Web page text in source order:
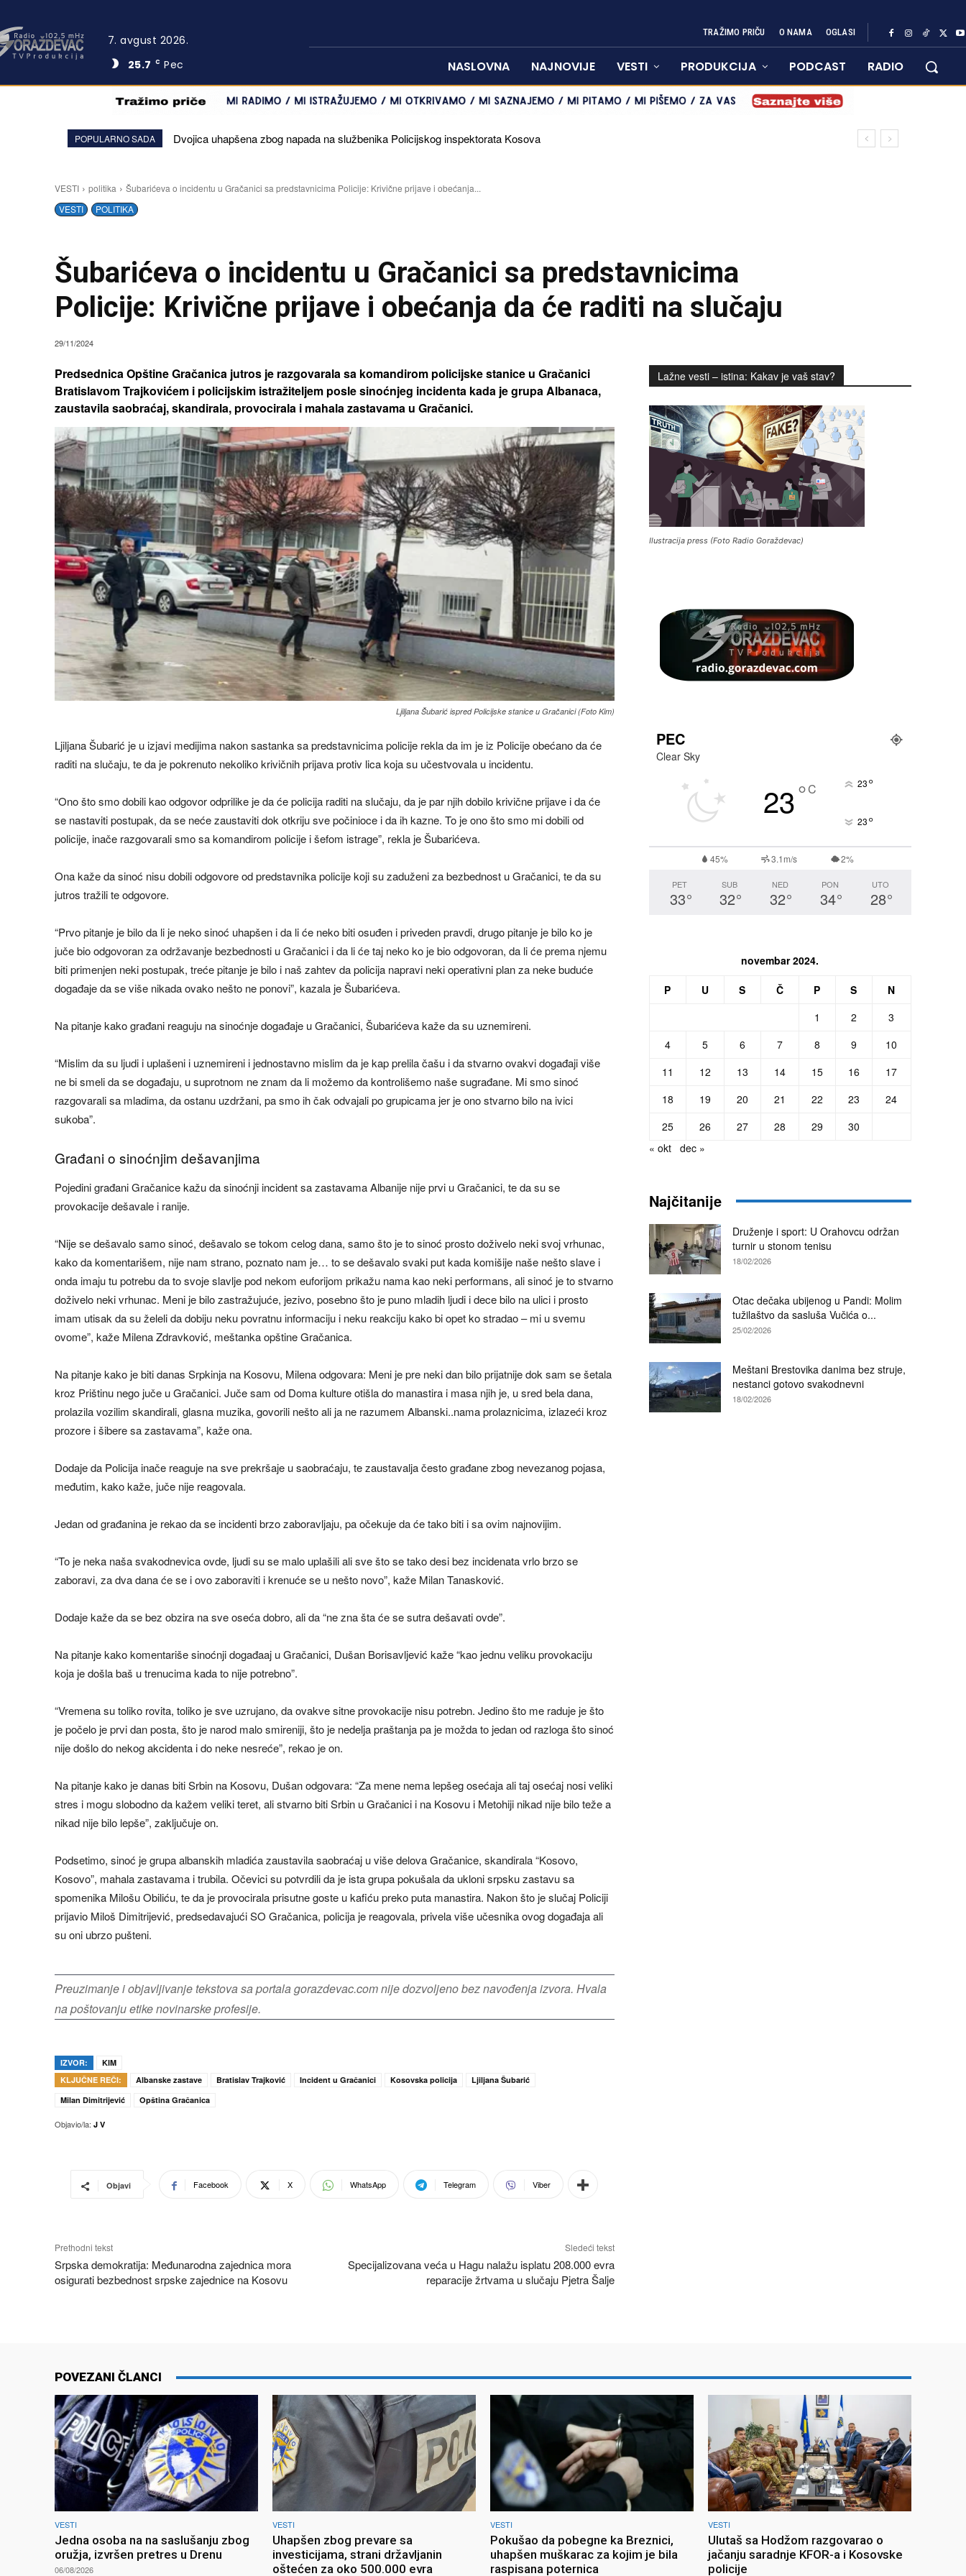
7. avgust 2026.
25.7
C Pec
TRAŽIMO PRIČU O NAMA OGLASI
NASLOVNA NAJNOVIJE VESTI PRODUKCIJA PODCAST RADIO
POPULARNO SADA Dvojica uhapšena zbog napada na službenika Policijskog inspektorata Kosova
Ambasada SAD: Politički zastoj šteti Kosovu
VESTI politika
Šubarićeva o incidentu u Gračanici sa predstavnicima Policije: Krivične prijave i obećanja...
VESTI
POLITIKA
Šubarićeva o incidentu u Gračanici sa predstavnicima
Policije: Krivične prijave i obećanja da će raditi na slučaju
29/11/2024
Predsednica Opštine Gračanica jutros je razgovarala sa komandirom policijske stanice u Gračanici
Bratislavom Trajkovićem i policijskim istražiteljem posle sinoćnjeg incidenta kada je grupa Albanaca,
zaustavila saobraćaj, skandirala, provocirala i mahala zastavama u Gračanici.
Ljiljana Šubarić ispred Policijske stanice u Gračanici (Foto Kim)
Ljiljana Šubarić je u izjavi medijima nakon sastanka sa predstavnicima policije rekla da im je iz Policije obećano da će
raditi na slučaju, te da je pokrenuto nekoliko krivičnih prijava protiv lica koja su učestvovala u incidentu.
“Ono što smo dobili kao odgovor odprilike je da će policija raditi na slučaju, da je par njih dobilo krivične prijave i da će
se nastaviti postupak, da se neće zaustaviti dok otkriju sve počinioce i da ih kazne. To je ono što smo mi dobili od
policije, inače razgovarali smo sa komandirom policije i šefom istrage”, rekla je Šubarićeva.
Ona kaže da sinoć nisu dobili odgovore od predstavnika policije koji su zaduženi za bezbednost u Gračanici, te da su
jutros tražili te odgovore.
“Prvo pitanje je bilo da li je neko sinoć uhapšen i da li će neko biti osuđen i priveden pravdi, drugo pitanje je bilo ko je
juče bio odgovoran za održavanje bezbednosti u Gračanici i da li će taj neko ko je bio odgovoran, da li će prema njemu
biti primenjen neki postupak, treće pitanje je bilo i naš zahtev da policija napravi neki operativni plan za neke buduće
događaje da se više nikada ovako nešto ne ponovi”, kazala je Šubarićeva.
Na pitanje kako građani reaguju na sinoćnje događaje u Gračanici, Šubarićeva kaže da su uznemireni.
“Mislim da su ljudi i uplašeni i uznemireni i jednostavno mislim da je kap prelila čašu i da stvarno ovakvi događaji više
ne bi smeli da se događaju, u suprotnom ne znam da li možemo da kontrolišemo naše sugrađane. Mi smo sinoć
razgovarali sa mladima, da ostanu uzdržani, pa smo ih čak odvajali po grupicama jer je ono stvarno bilo na ivici
sukoba”.
Građani o sinoćnjim dešavanjima
Pojedini građani Gračanice kažu da sinoćnji incident sa zastavama Albanije nije prvi u Gračanici, te da su se
provokacije dešavale i ranije.
“Nije se dešavalo samo sinoć, dešavalo se tokom celog dana, samo što je to sinoć prosto doživelo neki svoj vrhunac,
kako da komentarišem, nije nam strano, poznato nam je… to se dešavalo svaki put kada komišije naše nešto slave i
onda imaju tu potrebu da to svoje slavlje pod nekom euforijom prikažu nama kao neki performans, ali sinoć je to stvarno
doživelo neki vrhunac. Meni je bilo zastražujuće, jezivo, posebno što je puno mladih ljudi i dece bilo na ulici i prosto
imam utisak da su želeli da dobiju neku povratnu informaciju i neku reakciju kako bi opet ko stradao – mi u svemu
ovome”, kaže Milena Zdravković, meštanka opštine Gračanica.
Na pitanje kako je biti danas Srpkinja na Kosovu, Milena odgovara: Meni je pre neki dan bilo prijatnije dok sam se šetala
kroz Prištinu nego juče u Gračanici. Juče sam od Doma kulture otišla do manastira i masa njih je, u sred bela dana,
prolazila vozilim skandirali, glasna muzika, govorili nešto ali ja ne razumem Albanski..nama prolaznicima, izlazeći kroz
prozore i šibere sa zastavama”, kaže ona.
Dodaje da Policija inače reaguje na sve prekršaje u saobraćaju, te zaustavalja često građane zbog nevezanog pojasa,
međutim, kako kaže, juče nije reagovala.
Jedan od građanina je rekao da se incidenti brzo zaboravljaju, pa očekuje da će tako biti i sa ovim najnovijim.
“To je neka naša svakodnevica ovde, ljudi su se malo uplašili ali sve što se tako desi bez incidenata vrlo brzo se
zaboravi, za dva dana će se i ovo zaboraviti i krenuće se u nešto novo”, kaže Milan Tanasković.
Dodaje kaže da se bez obzira na sve oseća dobro, ali da “ne zna šta će se sutra dešavati ovde”.
Na pitanje kako komentariše sinoćnji događaaj u Gračanici, Dušan Borisavljević kaže “kao jednu veliku provokaciju
koja je došla baš u trenucima kada to nije potrebno”.
“Vremena su toliko rovita, toliko je sve uzrujano, da ovakve sitne provokacije nisu potrebn. Jedino što me raduje je što
je počelo je prvi dan posta, što je narod malo smireniji, što je nedelja praštanja pa je možda to jedan od razloga što sinoć
nije došlo do nekog akcidenta i do neke nesreće”, rekao je on.
Na pitanje kako je danas biti Srbin na Kosovu, Dušan odgovara: “Za mene nema lepšeg osećaja ali taj osećaj nosi veliki
stres i mogu slobodno da kažem veliki teret, ali stvarno biti Srbin u Gračanici i na Kosovu i Metohiji nikad nije bilo teže a
nikad nije bilo lepše”, zaključuje on.
Podsetimo, sinoć je grupa albanskih mladića zaustavila saobraćaj u više delova Gračanice, skandirala “Kosovo,
Kosovo”, mahala zastavama i trubila. Očevici su potvrdili da je ista grupa pokušala da ukloni srpsku zastavu sa
spomenika Milošu Obiliću, te da je provocirala prisutne goste u kafiću preko puta manastira. Nakon što je slučaj Policiji
prijavio Miloš Dimitrijević, predsedavajući SO Gračanica, policija je reagovala, privela više učesnika ovog događaja ali
su oni ubrzo pušteni.
Preuzimanje i objavljivanje tekstova sa portala gorazdevac.com nije dozvoljeno bez navođenja izvora. Hvala
na poštovanju etike novinarske profesije.
IZVOR:
KIM
KLJUČNE REČI:
Albanske zastave Bratislav Trajković Incident u Gračanici Kosovska policija
Ljiljana Šubarić
Milan Dimitrijević
Opština Gračanica
Objavio/la: J V
Objavi Facebook X WhatsApp Telegram Viber
Prethodni tekst
Srpska demokratija: Međunarodna zajednica mora
osigurati bezbednost srpske zajednice na Kosovu
Sledeći tekst
Specijalizovana veća u Hagu nalažu isplatu 208.000 evra
reparacije žrtvama u slučaju Pjetra Šalje
Lažne vesti – istina: Kakav je vaš stav?
Ilustracija press (Foto Radio Goraždevac)
PEC
Clear Sky
23°C 23°
23°
45% 3.1m/s 2%
PET
33°
SUB
32°
NED
32°
PON
34°
UTO
28°
novembar 2024.
P U S Č P S
N
1
2
3
4
5 6 7 8 9
10
11
12 13 14 15 16
17
18
19 20 21 22 23
24
25
26 27 28 29
30
« okt
dec »
Najčitanije
Druženje i sport: U Orahovcu održan
turnir u stonom tenisu
18/02/2026
Otac dečaka ubijenog u Pandi: Molim
tužilaštvo da sasluša Vučića o...
25/02/2026
Meštani Brestovika danima bez struje,
nestanci gotovo svakodnevni
18/02/2026
POVEZANI ČLANCI
VESTI
Jedna osoba na na saslušanju zbog
oružja, izvršen pretres u Drenu
06/08/2026
VESTI
Uhapšen zbog prevare sa
investicijama, strani državljanin
oštećen za oko 500.000 evra
VESTI
Pokušao da pobegne ka Breznici,
uhapšen muškarac za kojim je bila
raspisana poternica
VESTI
Ulutaš sa Hodžom razgovarao o
jačanju saradnje KFOR-a i Kosovske
policije